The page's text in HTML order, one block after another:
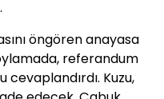
öngören anayasa
referandum
Kuzu,